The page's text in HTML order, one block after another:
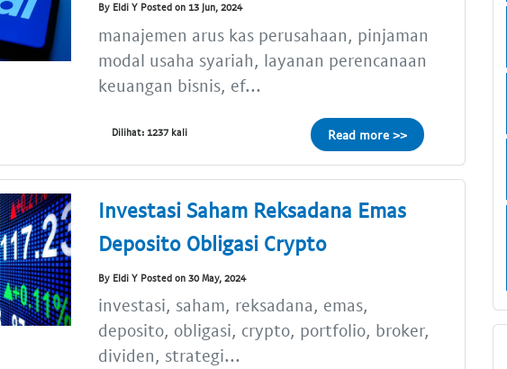
By Eldi Y Posted on 13 Jun, 2024
manajemen arus kas perusahaan, pinjaman
modal usaha syariah, layanan perencanaan
keuangan bisnis, ef...
Dilihat: 1237 kali Read more >>
Investasi Saham Reksadana Emas
Deposito Obligasi Crypto
By Eldi Y Posted on 30 May, 2024
investasi, saham, reksadana, emas,
deposito, obligasi, crypto, portfolio, broker,
dividen, strategi...